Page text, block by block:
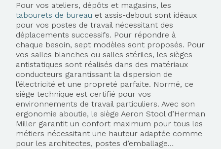
Pour vos ateliers, dépôts et magasins, les
tabourets de bureau et assis-debout sont idéaux
pour vos postes de travail nécessitant des
déplacements successifs. Pour répondre à
chaque besoin, sept modèles sont proposés. Pour
vos salles blanches ou salles stériles, les sièges
antistatiques sont réalisés dans des matériaux
conducteurs garantissant la dispersion de
l’électricité et une propreté parfaite. Normé, ce
siège technique est certifié pour vos
environnements de travail particuliers. Avec son
ergonomie aboutie, le siège Aeron Stool d’Herman
Miller garantit un confort maximum pour tous les
métiers nécessitant une hauteur adaptée comme
pour les architectes, postes d’emballage…